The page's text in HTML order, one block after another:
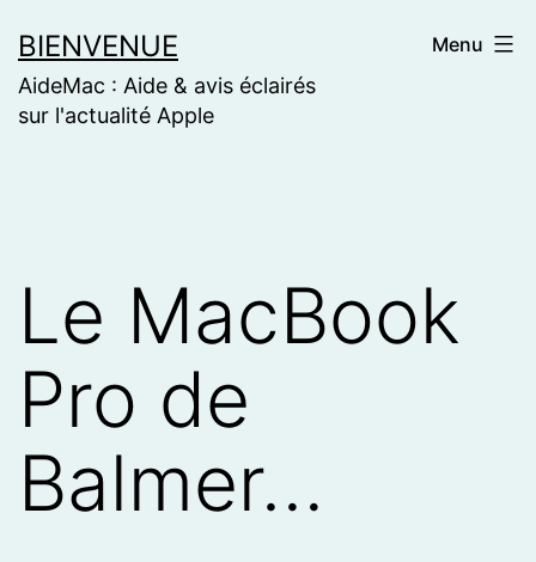
to
content
BIENVENUE
AideMac : Aide & avis éclairés
sur l'actualité Apple
Menu
Le MacBook
Pro de
Balmer…